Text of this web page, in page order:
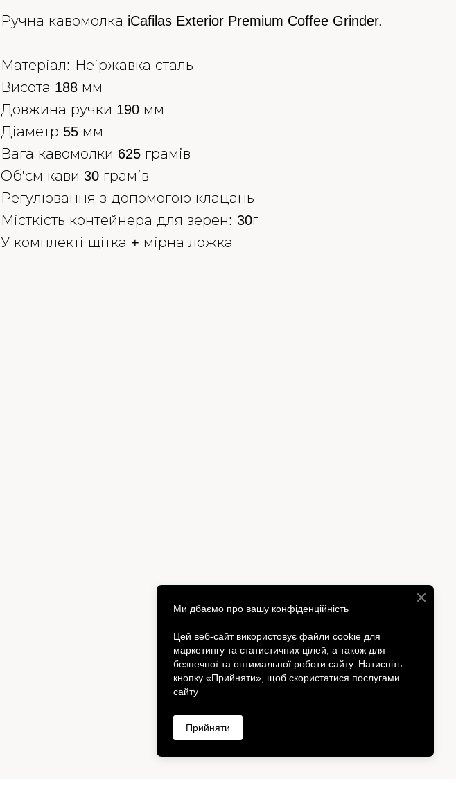
Ручна кавомолка iCafilas Exterior Premium Coffee Grinder.
Матеріал: Неіржавка сталь
Висота 188 мм
Довжина ручки 190 мм
Діаметр 55 мм
Вага кавомолки 625 грамів
Об'єм кави 30 грамів
Регулювання з допомогою клацань
Місткість контейнера для зерен: 30г
У комплекті щітка + мірна ложка
Ми дбаємо про вашу конфіденційність
Цей веб-сайт використовує файли cookie для
маркетингу та статистичних цілей, а також для
безпечної та оптимальної роботи сайту. Натисніть
кнопку «Прийняти», щоб скористатися послугами
сайту
Прийняти